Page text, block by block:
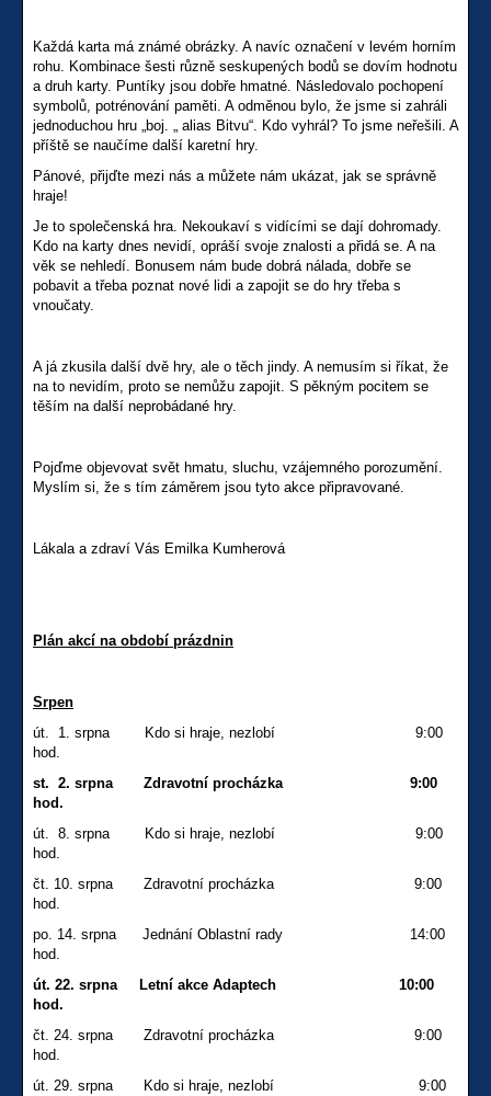
Každá karta má známé obrázky. A navíc označení v levém horním
rohu. Kombinace šesti různě seskupených bodů se dovím hodnotu
a druh karty. Puntíky jsou dobře hmatné. Následovalo pochopení
symbolů, potrénování paměti. A odměnou bylo, že jsme si zahráli
jednoduchou hru „boj. „ alias Bitvu“. Kdo vyhrál? To jsme neřešili. A
příště se naučíme další karetní hry.
Pánové, přijďte mezi nás a můžete nám ukázat, jak se správně
hraje!
Je to společenská hra. Nekoukaví s vidícími se dají dohromady.
Kdo na karty dnes nevidí, opráší svoje znalosti a přidá se. A na
věk se nehledí. Bonusem nám bude dobrá nálada, dobře se
pobavit a třeba poznat nové lidi a zapojit se do hry třeba s
vnoučaty.
A já zkusila další dvě hry, ale o těch jindy. A nemusím si říkat, že
na to nevidím, proto se nemůžu zapojit. S pěkným pocitem se
těším na další neprobádané hry.
Pojďme objevovat svět hmatu, sluchu, vzájemného porozumění.
Myslím si, že s tím záměrem jsou tyto akce připravované.
Lákala a zdraví Vás Emilka Kumherová
Plán akcí na období prázdnin
Srpen
út. 1. srpna Kdo si hraje, nezlobí 9:00
hod.
st. 2. srpna Zdravotní procházka 9:00
hod.
út. 8. srpna Kdo si hraje, nezlobí 9:00
hod.
čt. 10. srpna Zdravotní procházka 9:00
hod.
po. 14. srpna Jednání Oblastní rady 14:00
hod.
út. 22. srpna Letní akce Adaptech 10:00
hod.
čt. 24. srpna Zdravotní procházka 9:00
hod.
út. 29. srpna Kdo si hraje, nezlobí 9:00